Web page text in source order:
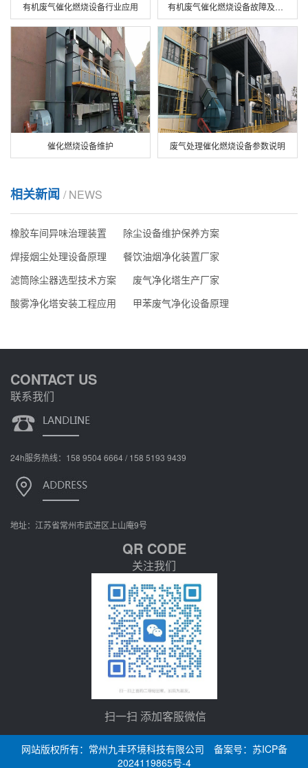
有机废气催化燃烧设备行业应用 有机废气催化燃烧设备故障及解决方法
催化燃烧设备维护 废气处理催化燃烧设备参数说明
相关新闻 / NEWS
橡胶车间异味治理装置
除尘设备维护保养方案
焊接烟尘处理设备原理
餐饮油烟净化装置厂家
滤筒除尘器选型技术方案
废气净化塔生产厂家
酸雾净化塔安装工程应用
甲苯废气净化设备原理
CONTACT US
联系我们
24h服务热线：158 9504 6664 / 158 5193 9439
地址：江苏省常州市武进区上山庵9号
QR CODE
关注我们
扫一扫 添加客服微信
网站版权所有：常州九丰环境科技有限公司 备案号： 苏ICP备
2024119865号-4